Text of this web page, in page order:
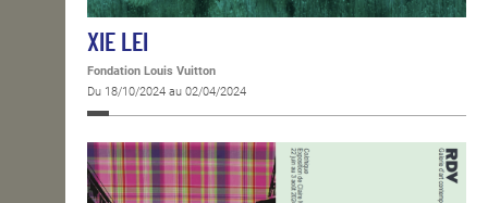
XIE LEI
Fondation Louis Vuitton
Du 18/10/2024 au 02/04/2024